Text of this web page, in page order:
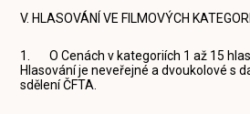
V. HLASOVÁNÍ VE FILMOVÝCH
1. O Cenách v kategoriích 1 až 15
Hlasování je neveřejné a dvoukolové s
sdělení ČFTA.